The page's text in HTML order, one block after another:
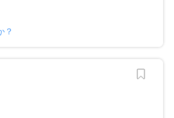
？